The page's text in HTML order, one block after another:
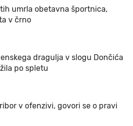
umrla obetavna športnica,
v črno
dragulja v slogu Dončića
po spletu
v ofenzivi, govori se o pravi